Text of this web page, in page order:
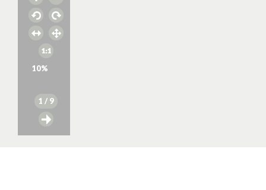
10%
1 / 9